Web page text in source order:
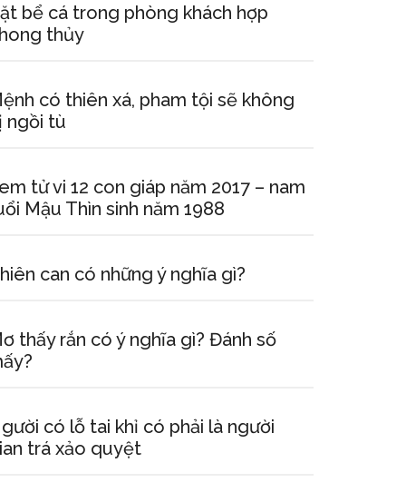
bể cá trong phòng khách hợp
thủy
có thiên xá, pham tội sẽ không
ngồi tù
tử vi 12 con giáp năm 2017 – nam
Mậu Thìn sinh năm 1988
can có những ý nghĩa gì?
thấy rắn có ý nghĩa gì? Đánh số
có lỗ tai khỉ có phải là người
trá xảo quyệt